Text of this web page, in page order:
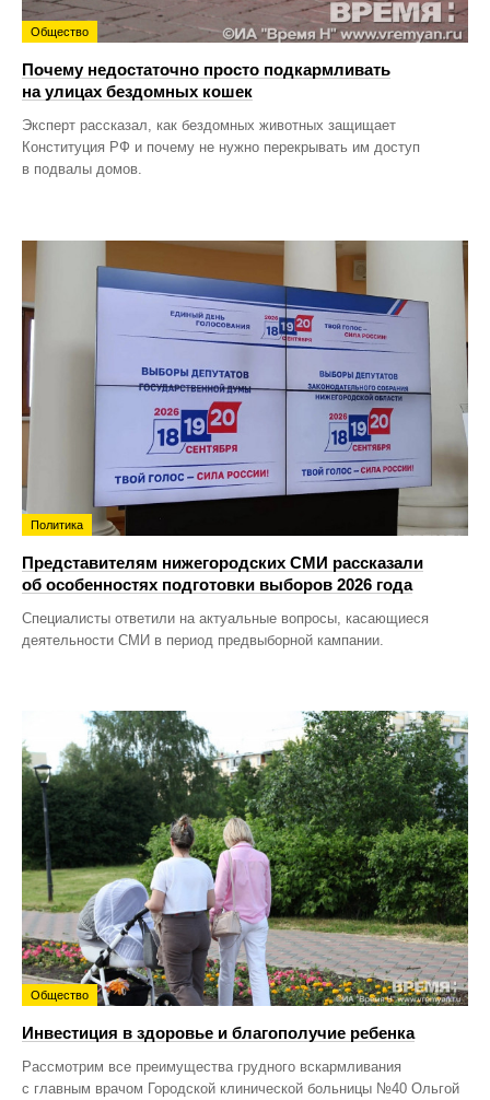
Общество
Почему недостаточно просто подкармливать
на улицах бездомных кошек
Эксперт рассказал, как бездомных животных защищает
Конституция РФ и почему не нужно перекрывать им доступ
в подвалы домов.
Политика
Представителям нижегородских СМИ рассказали
об особенностях подготовки выборов 2026 года
Специалисты ответили на актуальные вопросы, касающиеся
деятельности СМИ в период предвыборной кампании.
Общество
Инвестиция в здоровье и благополучие ребенка
Рассмотрим все преимущества грудного вскармливания
с главным врачом Городской клинической больницы №40 Ольгой